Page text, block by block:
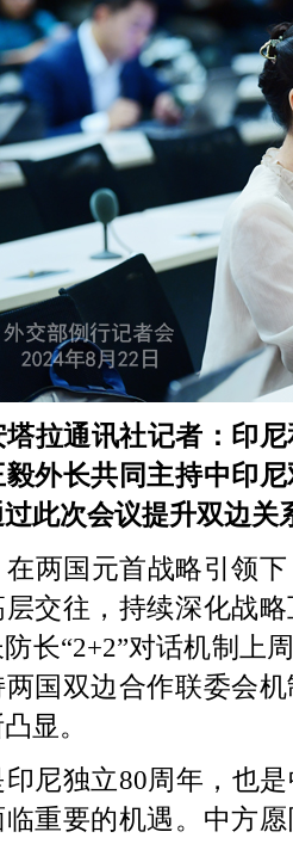
塔拉通讯社记者：印
外长共同主持中印
此次会议提升双边关
在两国元首战略引领
交往，持续深化战
长“2+2”对话机制上
国双边合作联委会
显。
印尼独立80周年，也
临重要的机遇。中方